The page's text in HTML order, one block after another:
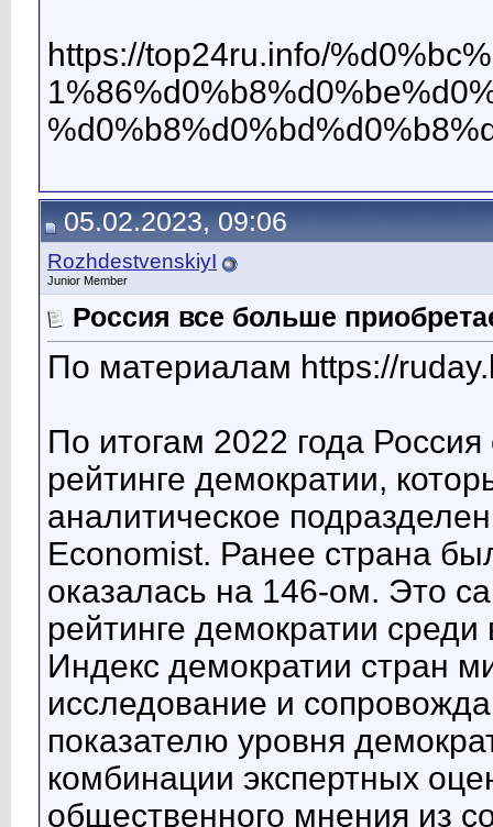
https://top24ru.info/
05.02.2023, 09:06
RozhdestvenskiyI
Junior Member
Россия все больше
По материалам https://
По итогам 2022 года
рейтинге демократии,
аналитическое
Economist. Ранее страна
оказалась на 146-ом. Это
рейтинге демократии среди
Индекс демократии стран
исследование и
показателю уровня
комбинации экспертных
общественного мнения из